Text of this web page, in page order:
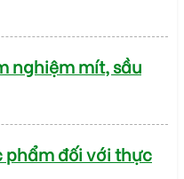
nghiệm mít, sầu
phẩm đối với thực